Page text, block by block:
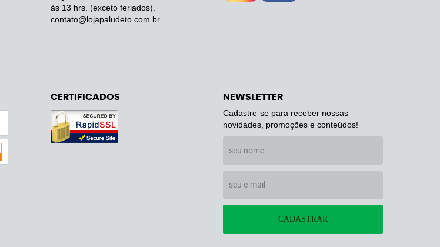
às 13 hrs. (exceto feriados).
contato@lojapaludeto.com.br
CERTIFICADOS
NEWSLETTER
Cadastre-se para receber nossas
novidades, promoções e conteúdos!
CADASTRAR